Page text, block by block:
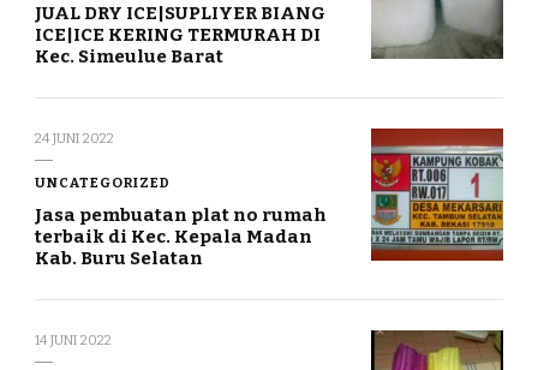
JUAL DRY ICE|SUPLIYER BIANG
ICE|ICE KERING TERMURAH DI
Kec. Simeulue Barat
24 JUNI 2022
UNCATEGORIZED
Jasa pembuatan plat no rumah
terbaik di Kec. Kepala Madan
Kab. Buru Selatan
14 JUNI 2022